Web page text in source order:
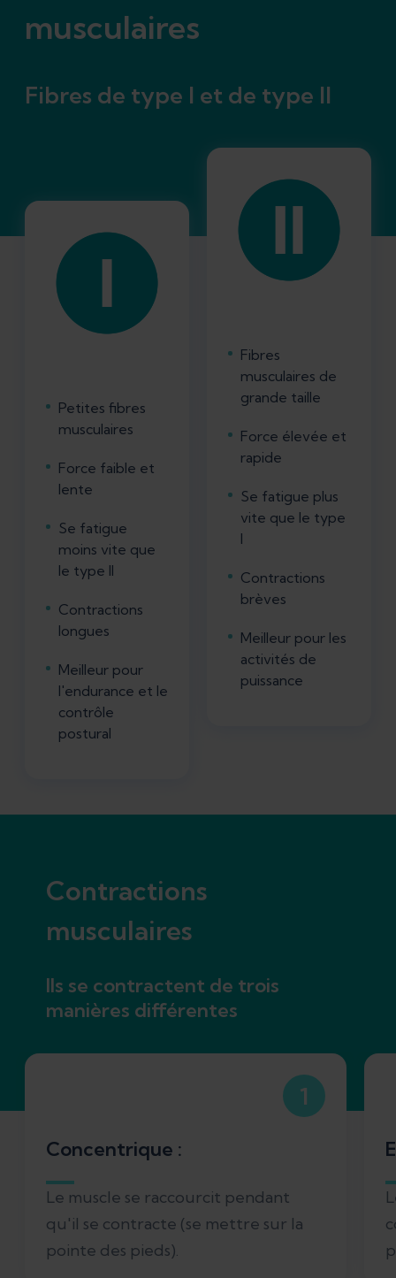
musculaires
Fibres de type I et de type II
Petites fibres
musculaires
Force faible et
lente
Se fatigue
moins vite que
le type II
Contractions
longues
Meilleur pour
l'endurance et le
contrôle
postural
Fibres
musculaires de
grande taille
Force élevée et
rapide
Se fatigue plus
vite que le type
I
Contractions
brèves
Meilleur pour les
activités de
puissance
Contractions
musculaires
Ils se contractent de trois
manières différentes
1
Concentrique :
Le muscle se raccourcit pendant
qu'il se contracte (se mettre sur la
pointe des pieds).